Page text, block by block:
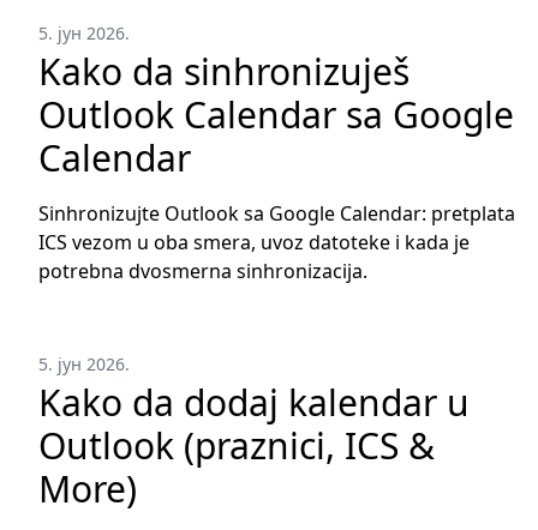
5. јун 2026.
Kako da sinhronizuješ
Outlook Calendar sa Google
Calendar
Sinhronizujte Outlook sa Google Calendar: pretplata
ICS vezom u oba smera, uvoz datoteke i kada je
potrebna dvosmerna sinhronizacija.
5. јун 2026.
Kako da dodaj kalendar u
Outlook (praznici, ICS &
More)